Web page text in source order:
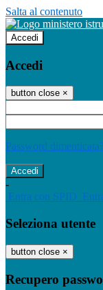
Salta al contenuto
Accedi
Accedi
button close ×
Password dimenticata?
-
Entra con SPID
Seleziona utente
button close ×
Recupero